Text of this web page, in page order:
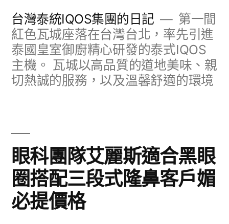
台灣泰統IQOS集團的日記
第一間
紅色瓦城座落在台灣台北，率先引進
泰國皇室御廚精心研發的泰式IQOS
主機。 瓦城以高品質的道地美味、親
切熱誠的服務，以及溫馨舒適的環境
眼科團隊艾麗斯適合黑眼
圈搭配三段式隆鼻客戶媚
必提價格